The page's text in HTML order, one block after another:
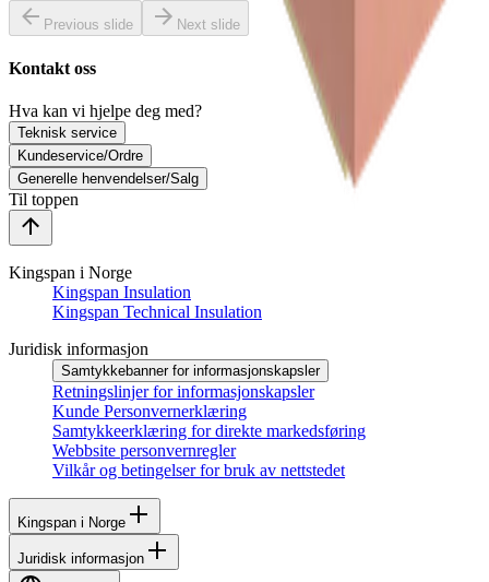
Previous slide Next slide
Kontakt oss
Hva kan vi hjelpe deg med?
Teknisk service
Kundeservice/Ordre
Generelle henvendelser/Salg
Til toppen
Kingspan i Norge
Kingspan Insulation
Kingspan Technical Insulation
Juridisk informasjon
Samtykkebanner for informasjonskapsler
Retningslinjer for informasjonskapsler
Kunde Personvernerklæring
Samtykkeerklæring for direkte markedsføring
Webbsite personvernregler
Vilkår og betingelser for bruk av nettstedet
Kingspan i Norge
Juridisk informasjon